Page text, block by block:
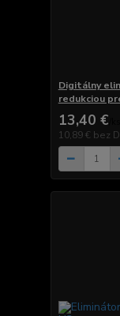
Digitálny
redukciou
13,40 €
10,89 € bez